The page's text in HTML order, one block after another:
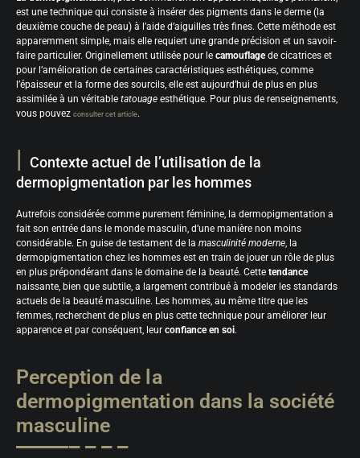
est une technique qui consiste à insérer des pigments dans le derme (la
deuxième couche de peau) à l’aide d’aiguilles très fines. Cette méthode est
apparemment simple, mais elle requiert une grande précision et un savoir-
faire particulier. Originellement utilisée pour le camouflagede cicatrices et
pour l’amélioration de certaines caractéristiques esthétiques, comme
l’épaisseur et la forme des sourcils, elle est aujourd’hui de plus en plus
assimilée à un véritable tatouage esthétique. Pour plus de renseignements,
vous pouvez consulter cet article.
Contexte actuel de l’utilisation de la
dermopigmentation par les hommes
Autrefois considérée comme purement féminine, la dermopigmentation a
fait son entrée dans le monde masculin, d’une manière non moins
considérable. En guise de testament de la masculinité moderne, la
dermopigmentation chez les hommes est en train de jouer un rôle de plus
en plus prépondérant dans le domaine de la beauté. Cette tendance
naissante, bien que subtile, a largement contribué à modeler les standards
actuels de la beauté masculine. Les hommes, au même titre que les
femmes, recherchent de plus en plus cette technique pour améliorer leur
apparence et par conséquent, leur confiance en soi.
Perception de la
dermopigmentation dans la société
masculine